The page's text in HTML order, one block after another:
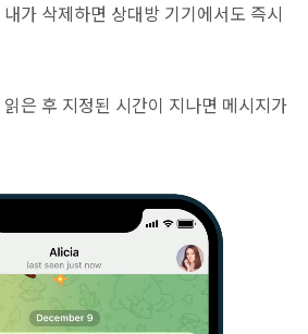
내가 삭제하면 상대방 기기에서도 즉시
읽은 후 지정된 시간이 지나면 메시지가